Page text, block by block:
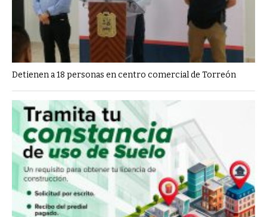
Detienen a 18 personas en centro comercial de Torreón